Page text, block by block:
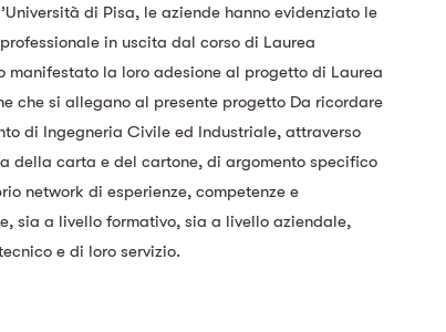
di Pisa, le aziende hanno evidenziato le
in uscita dal corso di Laurea
manifestato la loro adesione al progetto di Laurea
che si allegano al presente progetto Da ricordare
di Ingegneria Civile ed Industriale, attraverso
della carta e del cartone, di argomento specifico
network di esperienze, competenze e
sia a livello formativo, sia a livello aziendale,
e di loro servizio.